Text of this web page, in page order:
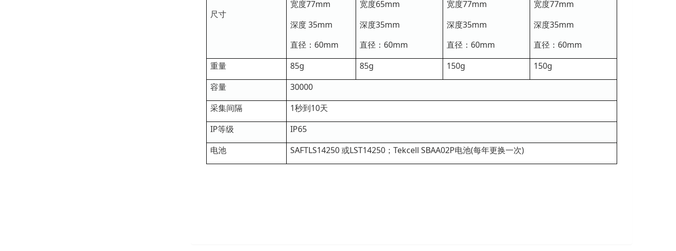
尺寸
宽度77mm
深度 35mm
直径：60mm
宽度65mm
深度35mm
直径：60mm
宽度77mm
深度35mm
直径：60mm
宽度77mm
深度35mm
直径：60mm
重量
85g 85g 150g
150g
容量
30000
采集间隔
1秒到10天
IP等级
IP65
电池
SAFTLS14250 或LST14250；Tekcell SBAA02P电池(每年更换一次)